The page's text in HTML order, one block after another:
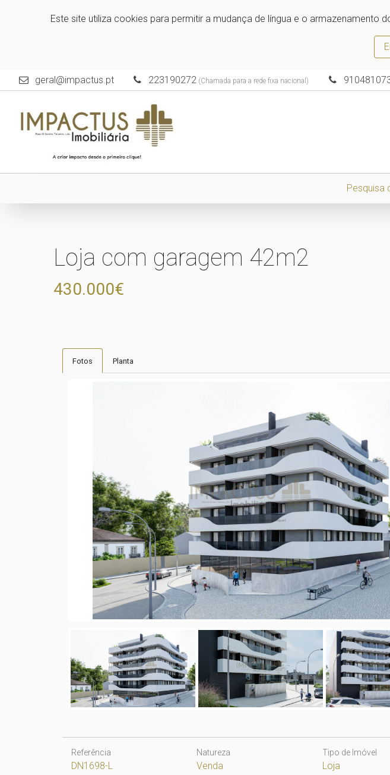
Este site utiliza cookies para permitir a mudança de língua e o
geral@impactus.pt 223190272 (Chamada para a rede fixa nacional)
Pesquisa
Loja com garagem 42m2
430.000€
Fotos Planta
Referência
DN1698-L
Natureza
Venda
Tipo de Imóvel
Loja